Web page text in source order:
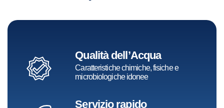
Qualità dell’Acqua
Caratteristiche chimiche, fisiche e
microbiologiche idonee
Servizio rapido